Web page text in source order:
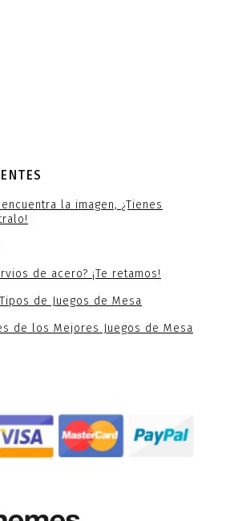
la imagen, ¿Tienes
de acero? ¡Te retamos!
de Juegos de Mesa
de los Mejores Juegos de Mesa